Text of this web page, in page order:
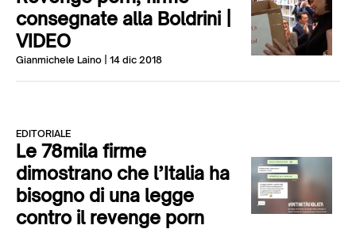
consegnate alla Boldrini |
VIDEO
Gianmichele Laino | 14 dic 2018
EDITORIALE
Le 78mila firme
dimostrano che l’Italia ha
bisogno di una legge
contro il revenge porn